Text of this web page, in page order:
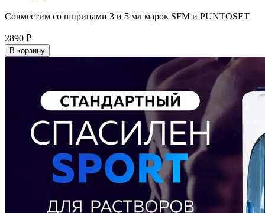
Совместим со шприцами 3 и 5 мл марок SFM и PUNTOSET
2890 ₽
В корзину